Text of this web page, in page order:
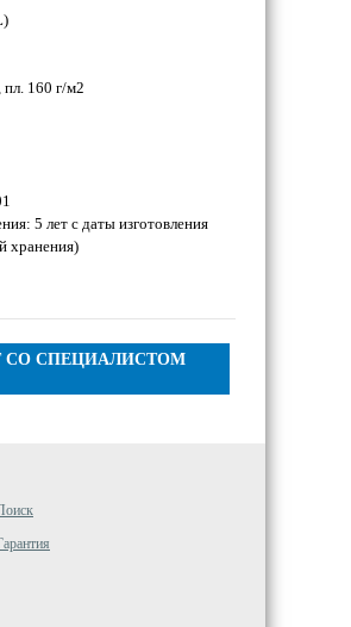
160 г/м2
5 лет с даты изготовления
хранения)
СО СПЕЦИАЛИСТОМ